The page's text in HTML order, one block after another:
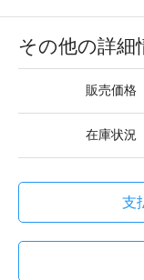
その他の詳細
販売価格
在庫状況
支